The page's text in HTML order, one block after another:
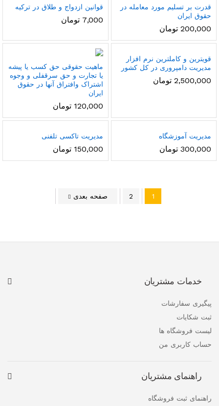
قدرت بر تسلیم مورد معامله در
حقوق ایران
200,000 تومان
قوانین ازدواج و طلاق در ترکیه
7,000 تومان
قویترین و کاملترین نرم افزار
مدیریت دامپروری در کل کشور
2,500,000 تومان
ماهیت حقوقی حق کسب یا پیشه
یا تجارت و حق سرقفلی و وجوه
اشتراک وافتراق آنها در حقوق
ایران
120,000 تومان
مدیریت آموزشگاه
300,000 تومان
مدیریت تاکسی تلفنی
150,000 تومان
1
2 صفحه بعدی
خدمات مشتریان
پیگیری سفارشات
ثبت شکایات
لیست فروشگاه ها
حساب کاربری من
راهنمای مشتریان
راهنمای ثبت فروشگاه